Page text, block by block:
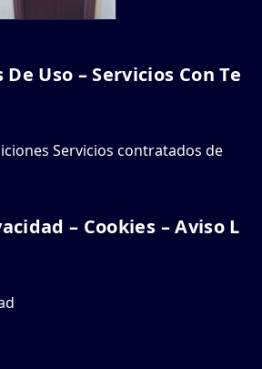
Uso – Servicios Con Te
Servicios contratados de
– Cookies – Aviso L